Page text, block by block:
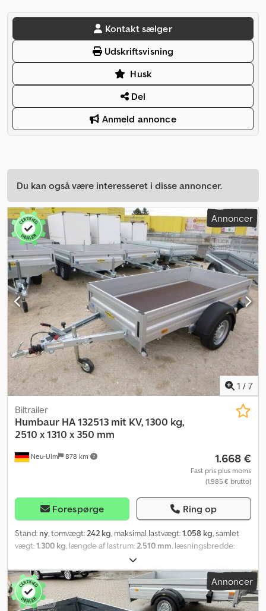
Kontakt sælger
Udskriftsvisning
Husk
Del
Anmeld annonce
Du kan også være interesseret i disse annoncer.
Annoncer
1 / 7
Neu-Ulm 878 km
Biltrailer
Humbaur HA 132513 mit KV, 1300 kg,
2510 x 1310 x 350 mm
1.668 €
Fast pris plus moms
(1.985 € brutto)
Forespørge Ring op
Stand: ny, tomvægt: 242 kg, maksimal lastvægt:1.058 kg, samlet
vægt:1.300 kg , længde af lastrum: 2.510 mm , læsningsbredde:
350 mm
farve:anden, bygningshøjde:905 mm, arbejdsbredde:1.810 mm,
Producent: Humbaur Model: Lavtbygget trailer i aluminium HA
132513 Tilladt totalvægt: 1300 kg Nyttelast: 1058 kg Codpfx
Aekxhxrogmjrf Egenvægt: 242 kg Kassemål: 2510 x 1310 x 350 mm
Annoncer